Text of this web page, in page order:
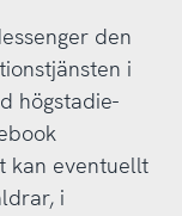
den
i
högstadie-
kan eventuellt
i